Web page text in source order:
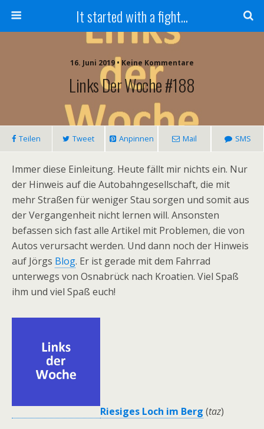
It started with a fight...
16. Juni 2019 • Keine Kommentare
Links Der Woche #188
Teilen Tweet Anpinnen Mail SMS
Immer diese Einleitung. Heute fällt mir nichts ein. Nur
der Hinweis auf die Autobahngesellschaft, die mit
mehr Straßen für weniger Stau sorgen und somit aus
der Vergangenheit nicht lernen will. Ansonsten
befassen sich fast alle Artikel mit Problemen, die von
Autos verursacht werden. Und dann noch der Hinweis
auf Jörgs Blog. Er ist gerade mit dem Fahrrad
unterwegs von Osnabrück nach Kroatien. Viel Spaß
ihm und viel Spaß euch!
Riesiges Loch im Berg (taz)